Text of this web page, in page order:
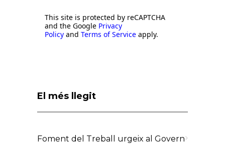
This site is protected by reCAPTCHA
and the Google Privacy
Policy and Terms of Service apply.
El més llegit
Foment del Treball urgeix al Govern